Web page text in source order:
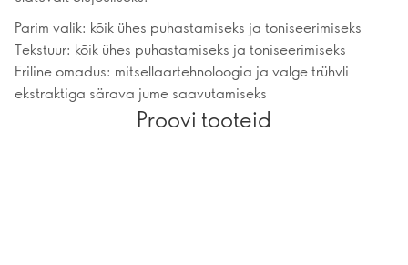
Parim valik: kõik ühes puhastamiseks ja toniseerimiseks
Tekstuur: kõik ühes puhastamiseks ja toniseerimiseks
Eriline omadus: mitsellaartehnoloogia ja valge trühvli
ekstraktiga särava jume saavutamiseks
Proovi tooteid